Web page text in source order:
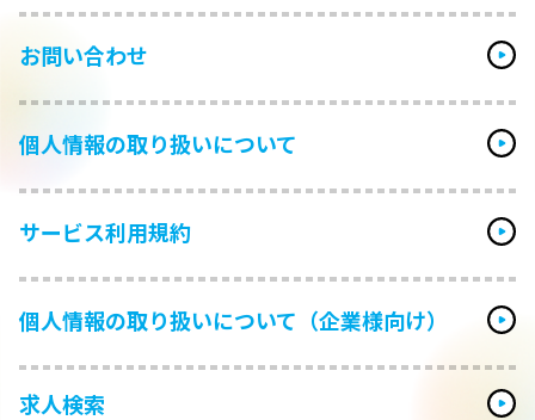
お問い合わせ
個人情報の取り扱いについて
サービス利用規約
個人情報の取り扱いについて（企業様向け）
求人検索